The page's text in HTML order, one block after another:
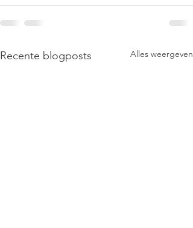
Recente blogposts Alles weergeven